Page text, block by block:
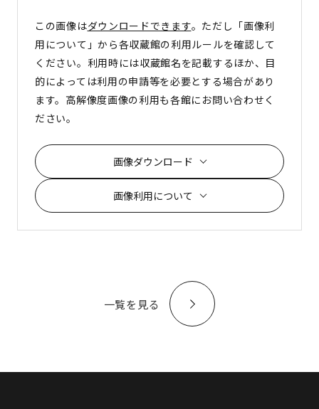
この画像はダウンロードできます。ただし「画像利
用について」から各収蔵館の利用ルールを確認して
ください。利用時には収蔵館名を記載するほか、目
的によっては利用の申請等を必要とする場合があり
ます。高解像度画像の利用も各館にお問い合わせく
ださい。
画像ダウンロード
画像利用について
一覧を見る